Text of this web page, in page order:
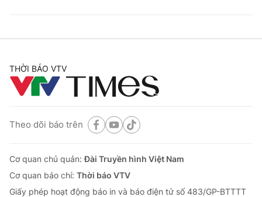
THỜI BÁO VTV
Theo dõi báo trên
Cơ quan chủ quản:Đài Truyền hình Việt Nam
Cơ quan báo chí: Thời báo VTV
Giấy phép hoạt động báo in và báo điện tử số 483/GP-BTTTT